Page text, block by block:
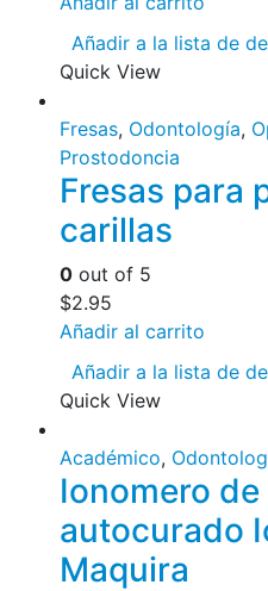
Añadir a la lista de
Quick View
Fresas, Odontología,
Prostodoncia
Fresas para
carillas
0 out of 5
$2.95
Añadir al carrito
Añadir a la lista de
Quick View
Académico,
Ionomero
autocurado
Maquira